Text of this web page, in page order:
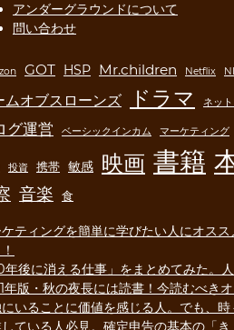
をテーマにした貫井徳郎
編小説「崩れる」を読ん
想
知る人ぞ知る推理作家、貫井徳
が書いた短編小説「崩れる」の感
らだらと綴っていこうと思う。
3k.
アンダーグラウンドについて
問い合わせ
GOT HSP Mr.children Netflix
ムオブスローンズ ドラマ ネッ
グ運営 ベーシックインカム マーケティング
投資 携帯 敏感 映画 書籍
音楽 食
ティングを簡単に学びたい人にオス
年後に消える仕事」をまとめてみた
年版・秋の夜長には読書！今読むべき
いることに価値を感じる人。でも、